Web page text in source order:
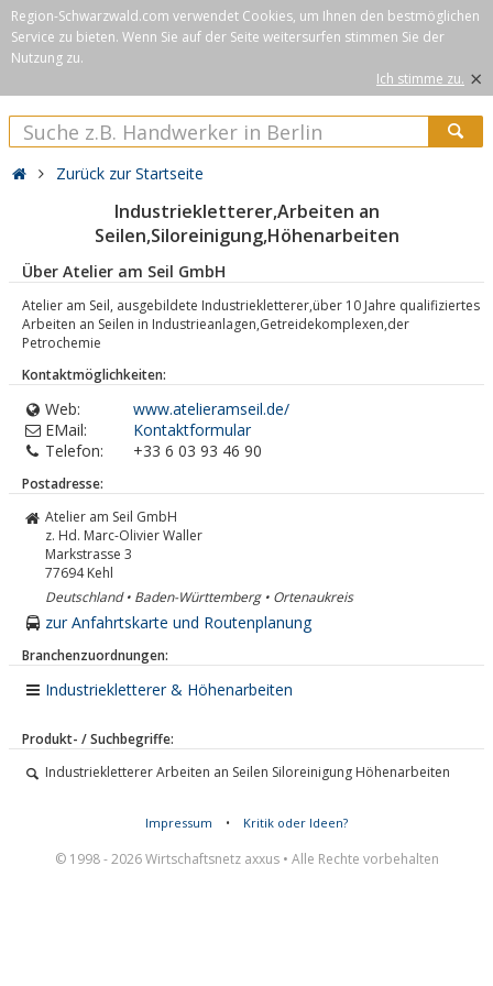
Region-Schwarzwald.com verwendet Cookies, um Ihnen den bestmöglichen
Service zu bieten. Wenn Sie auf der Seite weitersurfen stimmen Sie der
Nutzung zu.
Ich stimme zu. ×
Zurück zur Startseite
Industriekletterer,Arbeiten an
Seilen,Siloreinigung,Höhenarbeiten
Über Atelier am Seil GmbH
Atelier am Seil, ausgebildete Industriekletterer,über 10 Jahre qualifiziertes
Arbeiten an Seilen in Industrieanlagen,Getreidekomplexen,der
Petrochemie
Kontaktmöglichkeiten:
Web:
www.atelieramseil.de/
EMail:
Kontaktformular
Telefon:
+33 6 03 93 46 90
Postadresse:
Atelier am Seil GmbH
z. Hd. Marc-Olivier Waller
Markstrasse 3
77694 Kehl
Deutschland • Baden-Württemberg • Ortenaukreis
zur Anfahrtskarte und Routenplanung
Branchenzuordnungen:
Industriekletterer & Höhenarbeiten
Produkt- / Suchbegriffe:
Industriekletterer Arbeiten an Seilen Siloreinigung Höhenarbeiten
Impressum • Kritik oder Ideen?
© 1998 - 2026 Wirtschaftsnetz axxus • Alle Rechte vorbehalten